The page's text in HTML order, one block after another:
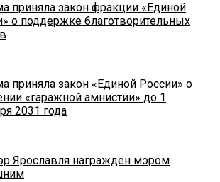
приняла закон фракции «Единой
о поддержке благотворительных
приняла закон «Единой России» о
«гаражной амнистии» до 1
2031 года
Ярославля награжден мэром